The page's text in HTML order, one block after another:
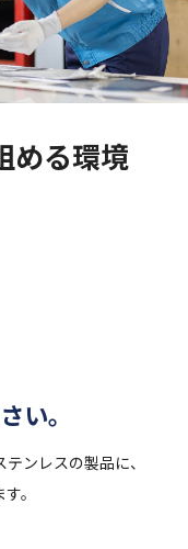
める環境
い。
ンレスの製品に、
。